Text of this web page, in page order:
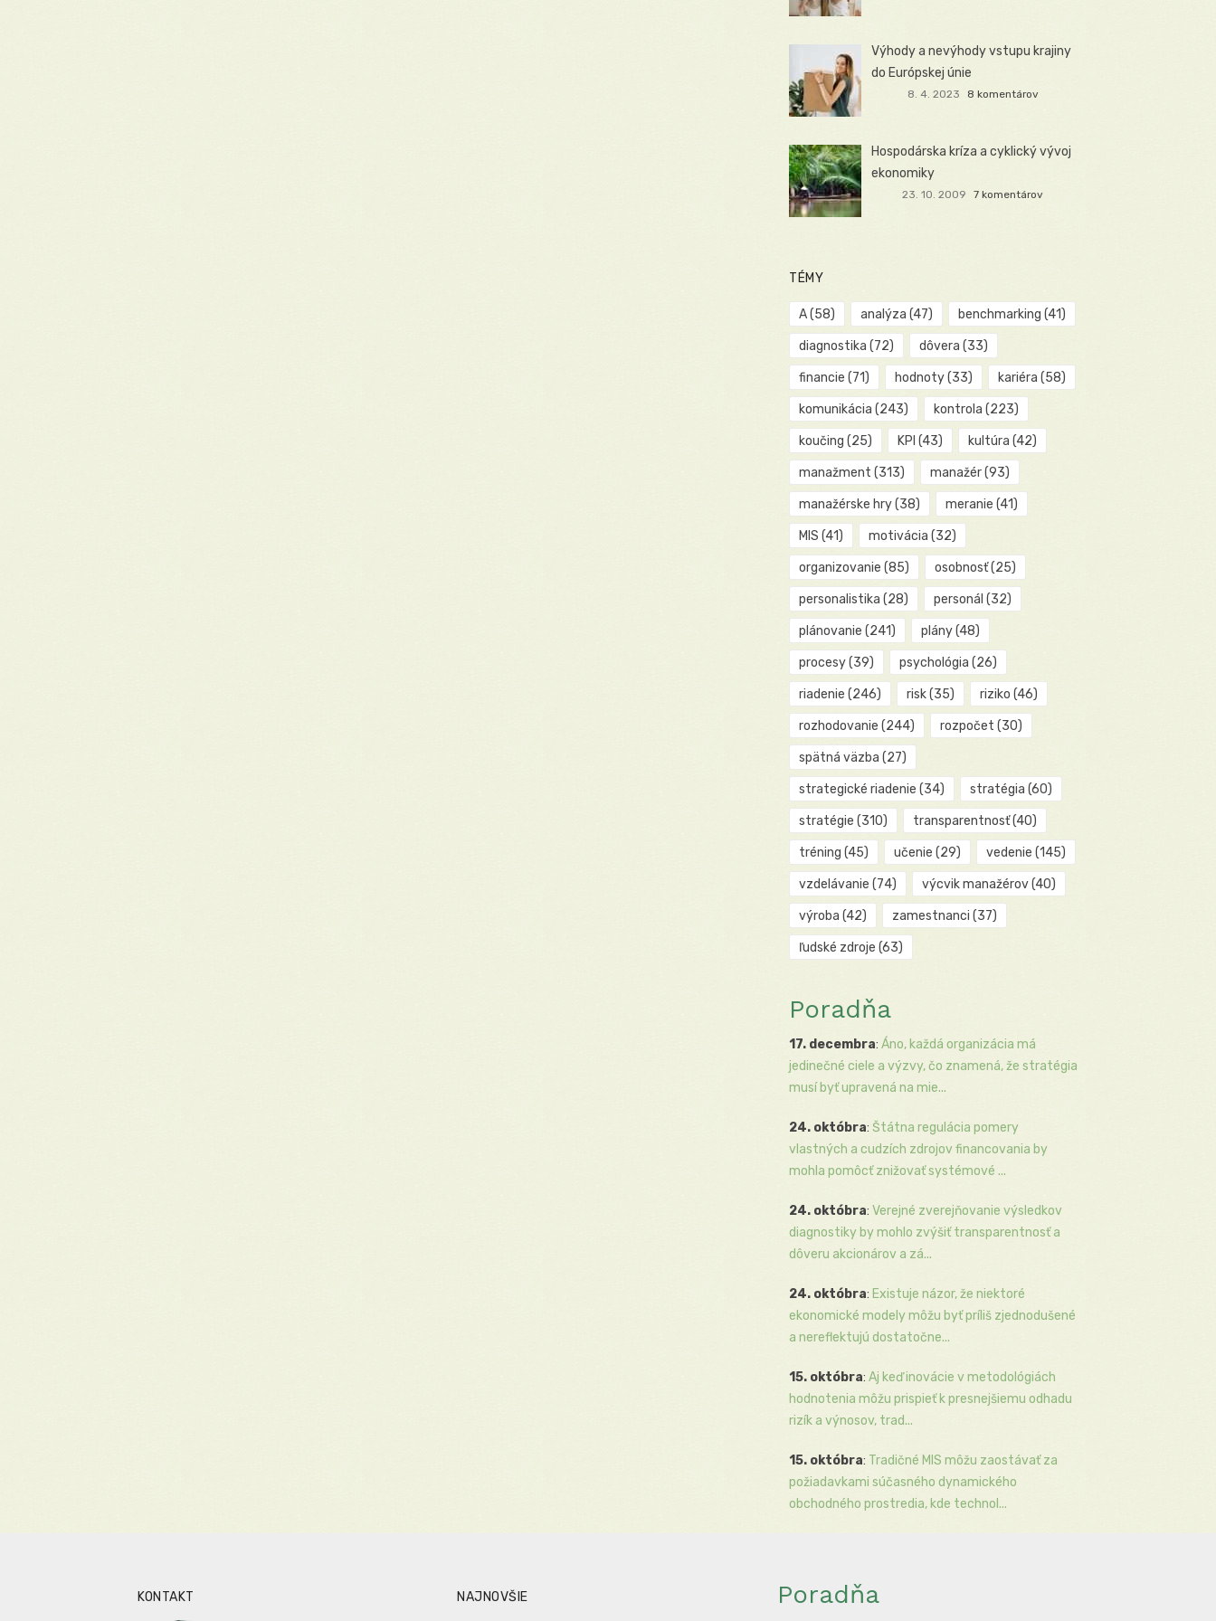
Výhody a nevýhody vstupu krajiny
do Európskej únie
8. 4. 2023 8 komentárov
Hospodárska kríza a cyklický vývoj
ekonomiky
23. 10. 2009 7 komentárov
TÉMY
A(58) analýza (47) benchmarking (41)
diagnostika (72) dôvera (33)
financie (71) hodnoty(33) kariéra (58)
komunikácia (243) kontrola (223)
koučing (25) KPI (43) kultúra (42)
manažment (313) manažér(93)
manažérske hry(38) meranie (41)
MIS (41) motivácia (32)
organizovanie (85) osobnosť(25)
personalistika (28) personál (32)
plánovanie (241) plány(48)
procesy(39) psychológia (26)
riadenie (246) risk(35) riziko (46)
rozhodovanie (244) rozpočet (30)
spätná väzba (27)
strategické riadenie (34) stratégia (60)
stratégie (310) transparentnosť(40)
tréning (45) učenie (29) vedenie (145)
vzdelávanie (74) výcvik manažérov(40)
výroba (42) zamestnanci (37)
ľudské zdroje (63)
Poradňa
17. decembra: Áno, každá organizácia má
jedinečné ciele a výzvy, čo znamená, že stratégia
musí byť upravená na mie...
24. októbra: Štátna regulácia pomery
vlastných a cudzích zdrojov financovania by
mohla pomôcť znižovať systémové ...
24. októbra: Verejné zverejňovanie výsledkov
diagnostiky by mohlo zvýšiť transparentnosť a
dôveru akcionárov a zá...
24. októbra: Existuje názor, že niektoré
ekonomické modely môžu byť príliš zjednodušené
a nereflektujú dostatočne...
15. októbra: Aj keď inovácie v metodológiách
hodnotenia môžu prispieť k presnejšiemu odhadu
rizík a výnosov, trad...
15. októbra: Tradičné MIS môžu zaostávať za
požiadavkami súčasného dynamického
obchodného prostredia, kde technol...
KONTAKT NAJNOVŠIE Poradňa